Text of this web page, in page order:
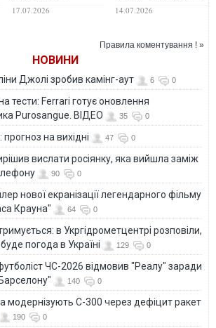
загрозу російських
17.07.2026 14.07.2026
Правила коментування ! »
НОВИНИ
Джолі зробив камінг-аут 6 0
тести: Ferrari готує оновлення
Purosangue. ВІДЕО
35 0
прогноз на вихідні 47 0
вислати росіянку, яка вийшла заміж
90 0
нової екранізації легендарного фільму
Крауна"
64 0
в Укргідрометцентрі розповіли,
погода в Україні
129 0
ЧС-2026 відмовив "Реалу" заради
140 0
модернізують С-300 через дефіцит ракет
190 0